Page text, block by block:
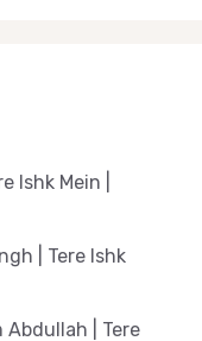
Ishk Mein |
| Tere Ishk
Abdullah | Tere